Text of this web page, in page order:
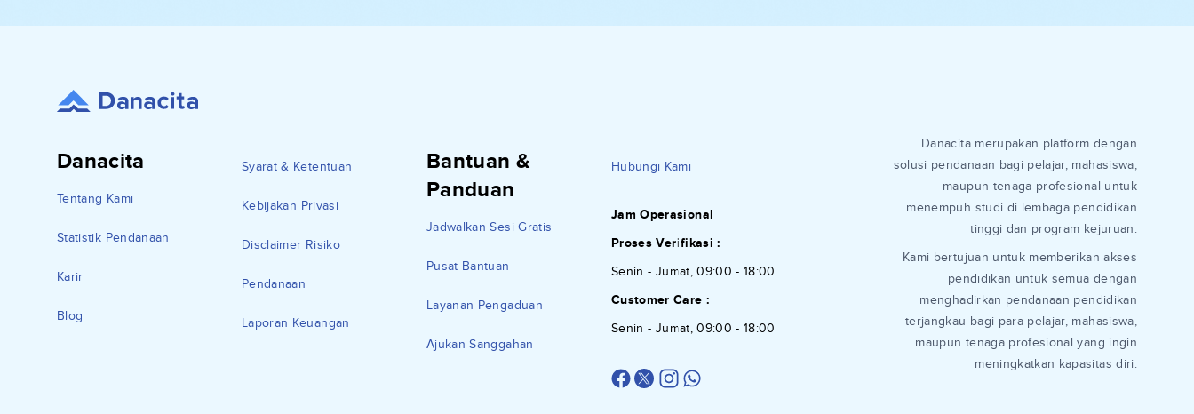
Danacita
Tentang Kami
Statistik Pendanaan
Karir
Blog
Syarat & Ketentuan
Kebijakan Privasi
Disclaimer Risiko
Pendanaan
Laporan Keuangan
Bantuan &
Panduan
Jadwalkan Sesi Gratis
Pusat Bantuan
Layanan Pengaduan
Ajukan Sanggahan
Hubungi Kami
Jam Operasional
Proses Verifikasi :
Senin - Jumat, 09:00 - 18:00
Customer Care :
Senin - Jumat, 09:00 - 18:00
Danacita merupakan platform dengan
solusi pendanaan bagi pelajar, mahasiswa,
maupun tenaga profesional untuk
menempuh studi di lembaga pendidikan
tinggi dan program kejuruan.
Kami bertujuan untuk memberikan akses
pendidikan untuk semua dengan
menghadirkan pendanaan pendidikan
terjangkau bagi para pelajar, mahasiswa,
maupun tenaga profesional yang ingin
meningkatkan kapasitas diri.